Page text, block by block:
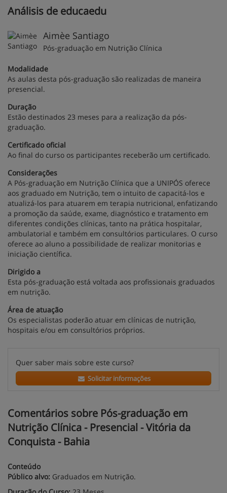
Análisis de educaedu
Aimèe Santiago
Pós-graduação em Nutrição Clínica
Modalidade
As aulas desta pós-graduação são realizadas de maneira
presencial.
Duração
Estão destinados 23 meses para a realização da pós-
graduação.
Certificado oficial
Ao final do curso os participantes receberão um certificado.
Considerações
A Pós-graduação em Nutrição Clínica que a UNIPÓS oferece
aos graduado em Nutrição, tem o intuito de capacitá-los e
atualizá-los para atuarem em terapia nutricional, enfatizando
a promoção da saúde, exame, diagnóstico e tratamento em
diferentes condições clínicas, tanto na prática hospitalar,
ambulatorial e também em consultórios particulares. O curso
oferece ao aluno a possibilidade de realizar monitorias e
iniciação científica.
Dirigido a
Esta pós-graduação está voltada aos profissionais graduados
em nutrição.
Área de atuação
Os especialistas poderão atuar em clínicas de nutrição,
hospitais e/ou em consultórios próprios.
Quer saber mais sobre este curso?
Solicitar informações
Comentários sobre Pós-graduação em
Nutrição Clínica - Presencial - Vitória da
Conquista - Bahia
Conteúdo
Público alvo: Graduados em Nutrição.